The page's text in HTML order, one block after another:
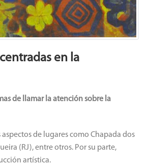
en la
de llamar la atención sobre la
de lugares como Chapada dos
(RJ), entre otros. Por su parte,
artística.